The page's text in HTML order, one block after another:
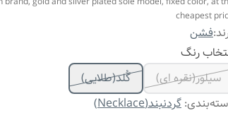
cheapest
فشن
رنگ
سیلور(نقره ای)
گُلد(طلایی)
: گردنبند(Necklace)